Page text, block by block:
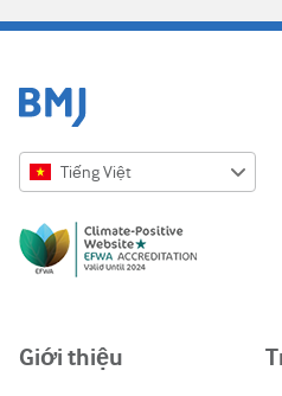
Tiếng Việt
Русский
ქართული
Giới thiệu